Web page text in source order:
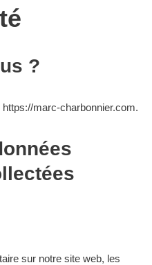
?
https://marc-charbonnier.com.
sur notre site web, les